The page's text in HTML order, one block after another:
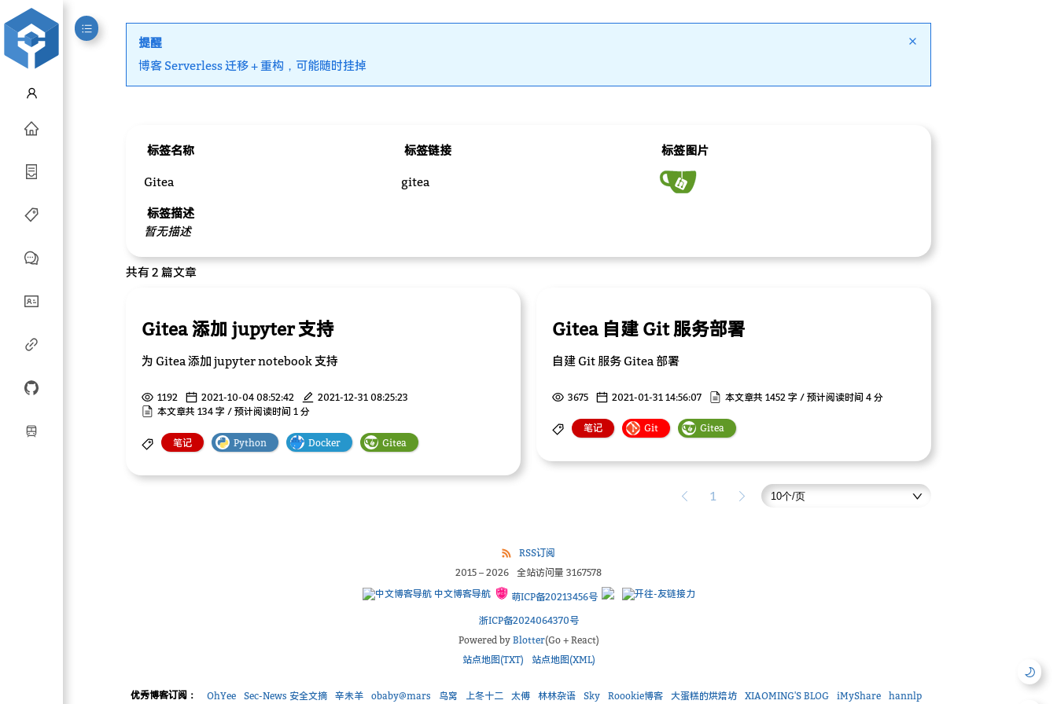
提醒
博客 Serverless 迁移 + 重构，可能随时挂掉
标签名称 标签链接 标签图片
Gitea gitea
标签描述
暂无描述
共有 2 篇文章
Gitea 添加 jupyter 支持
为 Gitea 添加 jupyter notebook 支持
1192 2021-10-04 08:52:42
2021-12-31 08:25:23
本文章共 134 字 / 预计阅读时间 1 分
笔记 Python Docker Gitea
Gitea 自建 Git 服务部署
自建 Git 服务 Gitea 部署
3675 2021-01-31 14:56:07 本文章共 1452 字 / 预计阅读时间 4 分
笔记 Git Gitea
1
RSS订阅
2015 – 2026 全站访问量 3167578
中文博客导航
萌ICP备20213456号
浙ICP备2024064370号
Powered by Blotter(Go + React)
站点地图(TXT)
站点地图(XML)
优秀博客订阅： OhYee Sec-News 安全文摘 辛未羊 obaby@mars 鸟窝 上冬十二 太傅 林林杂语 Sky Roookie博客 大蛋糕的烘焙坊 XIAOMING'S BLOG iMyShare hannlp